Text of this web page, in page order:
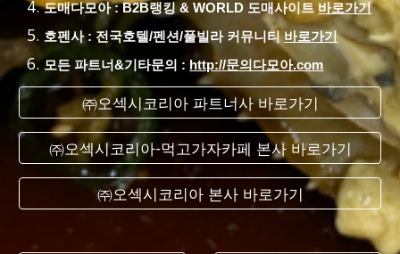
도매다모아 : B2B랭킹 & WORLD 도매사이트바로가기
호펜사 : 전국호텔/펜션/풀빌라 커뮤니티바로가기
모든 파트너&기타문의 : http://문의다모아.com
㈜오섹시코리아 파트너사 바로가기
㈜오섹시코리아-먹고가자카페 본사 바로가기
㈜오섹시코리아 본사 바로가기